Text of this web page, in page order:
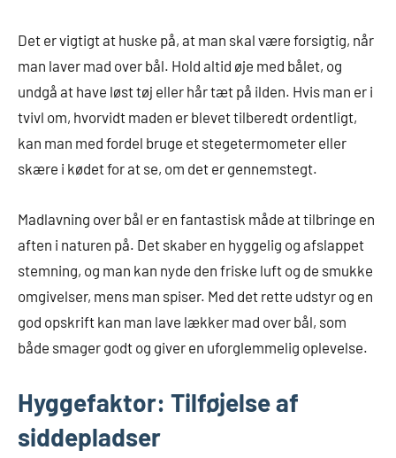
Det er vigtigt at huske på, at man skal være forsigtig, når
man laver mad over bål. Hold altid øje med bålet, og
undgå at have løst tøj eller hår tæt på ilden. Hvis man er i
tvivl om, hvorvidt maden er blevet tilberedt ordentligt,
kan man med fordel bruge et stegetermometer eller
skære i kødet for at se, om det er gennemstegt.
Madlavning over bål er en fantastisk måde at tilbringe en
aften i naturen på. Det skaber en hyggelig og afslappet
stemning, og man kan nyde den friske luft og de smukke
omgivelser, mens man spiser. Med det rette udstyr og en
god opskrift kan man lave lækker mad over bål, som
både smager godt og giver en uforglemmelig oplevelse.
Hyggefaktor: Tilføjelse af
siddepladser